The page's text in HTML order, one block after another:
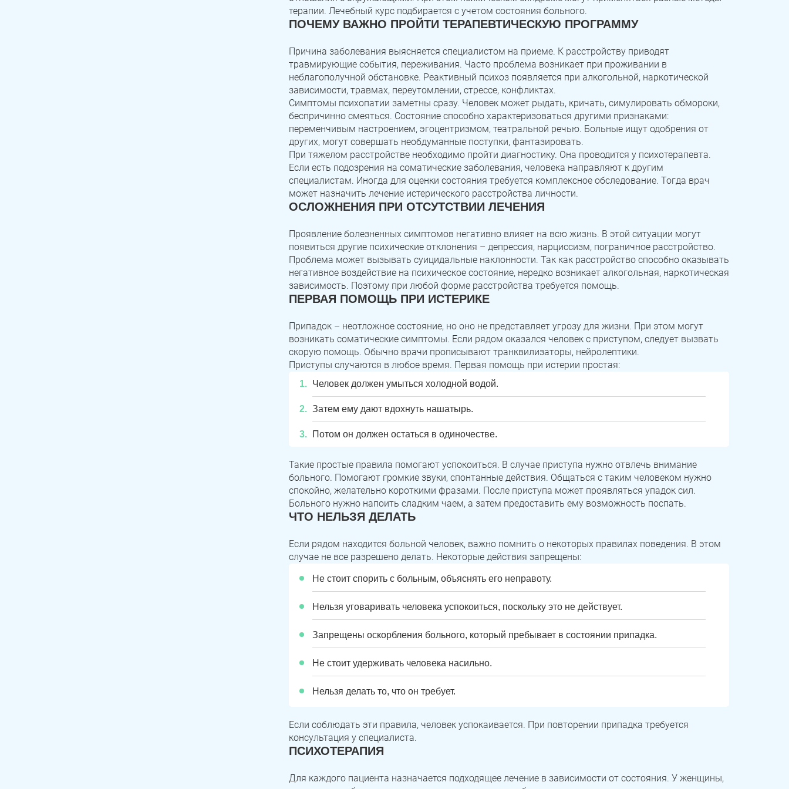
терапии. Лечебный курс подбирается с учетом состояния больного.
ПОЧЕМУ ВАЖНО ПРОЙТИ ТЕРАПЕВТИЧЕСКУЮ ПРОГРАММУ
Причина заболевания выясняется специалистом на приеме. К расстройству приводят
травмирующие события, переживания. Часто проблема возникает при проживании в
неблагополучной обстановке. Реактивный психоз появляется при алкогольной, наркотической
зависимости, травмах, переутомлении, стрессе, конфликтах.
Симптомы психопатии заметны сразу. Человек может рыдать, кричать, симулировать обмороки,
беспричинно смеяться. Состояние способно характеризоваться другими признаками:
переменчивым настроением, эгоцентризмом, театральной речью. Больные ищут одобрения от
других, могут совершать необдуманные поступки, фантазировать.
При тяжелом расстройстве необходимо пройти диагностику. Она проводится у психотерапевта.
Если есть подозрения на соматические заболевания, человека направляют к другим
специалистам. Иногда для оценки состояния требуется комплексное обследование. Тогда врач
может назначить лечение истерического расстройства личности.
ОСЛОЖНЕНИЯ ПРИ ОТСУТСТВИИ ЛЕЧЕНИЯ
Проявление болезненных симптомов негативно влияет на всю жизнь. В этой ситуации могут
появиться другие психические отклонения – депрессия, нарциссизм, пограничное расстройство.
Проблема может вызывать суицидальные наклонности. Так как расстройство способно оказывать
негативное воздействие на психическое состояние, нередко возникает алкогольная, наркотическая
зависимость. Поэтому при любой форме расстройства требуется помощь.
ПЕРВАЯ ПОМОЩЬ ПРИ ИСТЕРИКЕ
Припадок – неотложное состояние, но оно не представляет угрозу для жизни. При этом могут
возникать соматические симптомы. Если рядом оказался человек с приступом, следует вызвать
скорую помощь. Обычно врачи прописывают транквилизаторы, нейролептики.
Приступы случаются в любое время. Первая помощь при истерии простая:
Человек должен умыться холодной водой.
Затем ему дают вдохнуть нашатырь.
Потом он должен остаться в одиночестве.
Такие простые правила помогают успокоиться. В случае приступа нужно отвлечь внимание
больного. Помогают громкие звуки, спонтанные действия. Общаться с таким человеком нужно
спокойно, желательно короткими фразами. После приступа может проявляться упадок сил.
Больного нужно напоить сладким чаем, а затем предоставить ему возможность поспать.
ЧТО НЕЛЬЗЯ ДЕЛАТЬ
Если рядом находится больной человек, важно помнить о некоторых правилах поведения. В этом
случае не все разрешено делать. Некоторые действия запрещены:
Не стоит спорить с больным, объяснять его неправоту.
Нельзя уговаривать человека успокоиться, поскольку это не действует.
Запрещены оскорбления больного, который пребывает в состоянии припадка.
Не стоит удерживать человека насильно.
Нельзя делать то, что он требует.
Если соблюдать эти правила, человек успокаивается. При повторении припадка требуется
консультация у специалиста.
ПСИХОТЕРАПИЯ
Для каждого пациента назначается подходящее лечение в зависимости от состояния. У женщины,
Я ознакомлен и принимаюусловия работы сайта
Задать вопрос
Я ознакомлен и принимаюусловия работы сайта
Я ознакомлен и принимаюусловия работы сайта
Я ознакомлен и принимаюусловия работы сайта
Зауральский Межозерный Катав-Ивановск
Пласт Бакал
Усть-Катав Верхний Уфалей Еманжелинск
Карталы Аша Трехгорный
Коркино Кыштым Южноуральск
Сатка Чебаркуль Снежинск
Троицк Озерск Копейск
Миасс Златоуст Магнитогорск